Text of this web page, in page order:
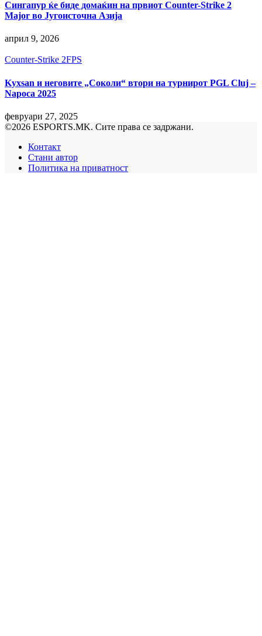
Сингапур ќе биде домаќин на првиот Counter-Strike 2
Major во Југоисточна Азија
април 9, 2026
Counter-Strike 2FPS
Kyxsan и неговите „Соколи“ втори на турнирот PGL Cluj –
Napoca 2025
февруари 27, 2025
©2026 ESPORTS.MK. Сите права се задржани.
Контакт
Стани автор
Политика на приватност